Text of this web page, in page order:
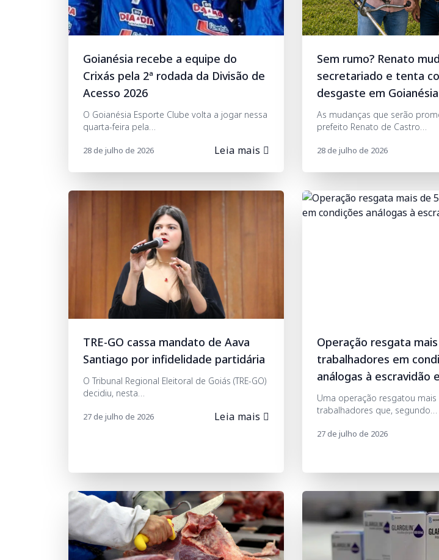
Goianésia recebe a equipe do
Crixás pela 2ª rodada da Divisão de
Acesso 2026
O Goianésia Esporte Clube volta a jogar nessa
quarta-feira pela…
28 de julho de 2026 Leia mais
Sem rumo? Renato
secretariado e tenta
desgaste em Goianésia
As mudanças que serão
prefeito Renato de Castro…
28 de julho de 2026
TRE-GO cassa mandato de Aava
Santiago por infidelidade partidária
O Tribunal Regional Eleitoral de Goiás (TRE-GO)
decidiu, nesta…
27 de julho de 2026 Leia mais
Operação resgata
trabalhadores em
análogas à escravidão
Uma operação resgatou mais
trabalhadores que, segundo…
27 de julho de 2026